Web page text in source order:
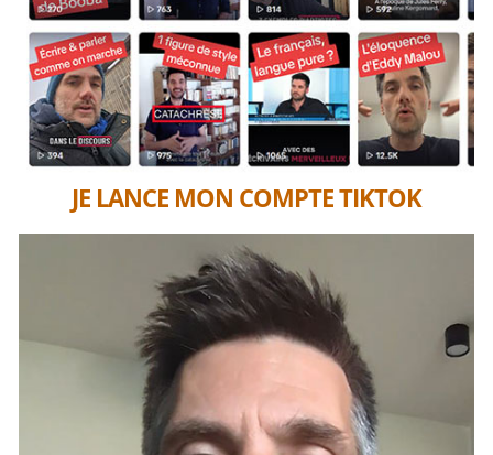
JE LANCE MON COMPTE TIKTOK